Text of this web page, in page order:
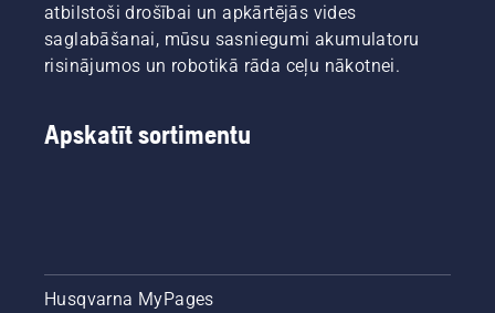
atbilstoši drošībai un apkārtējās vides
saglabāšanai, mūsu sasniegumi akumulatoru
risinājumos un robotikā rāda ceļu nākotnei.
Apskatīt sortimentu
Husqvarna MyPages